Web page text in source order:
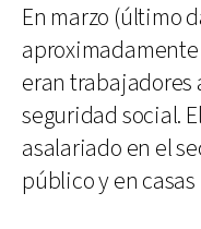
En marzo (último
eran trabajadores
seguridad social.
asalariado en el
público y en